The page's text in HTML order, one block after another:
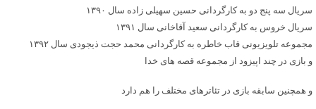
سریال سه پنج دو به کارگردانی حسین سهیلی زاده سال ۱۳۹۰
سریال خروس به کارگردانی سعید آقاخانی سال ۱۳۹۱
مجموعه تلویزیونی قاب خاطره به کارگردانی محمد حجت ذیجودی سال ۱۳۹۲
و بازی در چند اپیزود از مجموعه قصه های خدا
و همچنین سابقه بازی در تئاترهای مختلف را هم دارد